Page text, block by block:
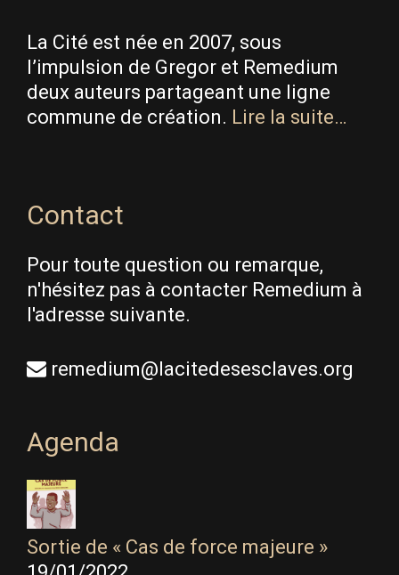
La Cité est née en 2007, sous
l’impulsion de Gregor et Remedium
deux auteurs partageant une ligne
commune de création. Lire la suite…
Contact
Pour toute question ou remarque,
n'hésitez pas à contacter Remedium à
l'adresse suivante.
remedium@lacitedesesclaves.org
Agenda
Sortie de « Cas de force majeure »